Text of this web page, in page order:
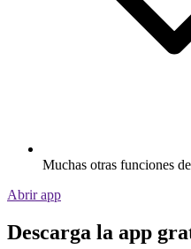
Muchas otras funciones
Abrir app
Descarga la app